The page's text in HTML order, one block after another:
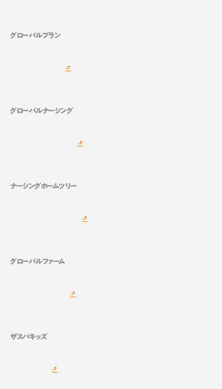
グローバルプラン
グローバルナーシング
ナーシングホームツリー
グローバルファーム
ザスパキッズ